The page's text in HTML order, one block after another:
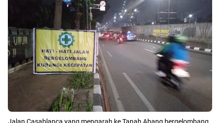
Jalan Casablanca yang mengarah ke Tanah Abang bergelombang,